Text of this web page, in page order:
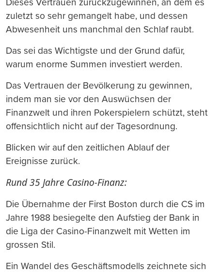
zuletzt so sehr gemangelt habe, und dessen
Abwesenheit uns manchmal den Schlaf raubt.
Das sei das Wichtigste und der Grund dafür,
warum enorme Summen investiert werden.
Das Vertrauen der Bevölkerung zu gewinnen,
indem man sie vor den Auswüchsen der
Finanzwelt und ihren Pokerspielern schützt, steht
offensichtlich nicht auf der Tagesordnung.
Blicken wir auf den zeitlichen Ablauf der
Ereignisse zurück.
Rund 35 Jahre Casino-Finanz:
Die Übernahme der First Boston durch die CS im
Jahre 1988 besiegelte den Aufstieg der Bank in
die Liga der Casino-Finanzwelt mit Wetten im
grossen Stil.
Ein Wandel des Geschäftsmodells zeichnete sich